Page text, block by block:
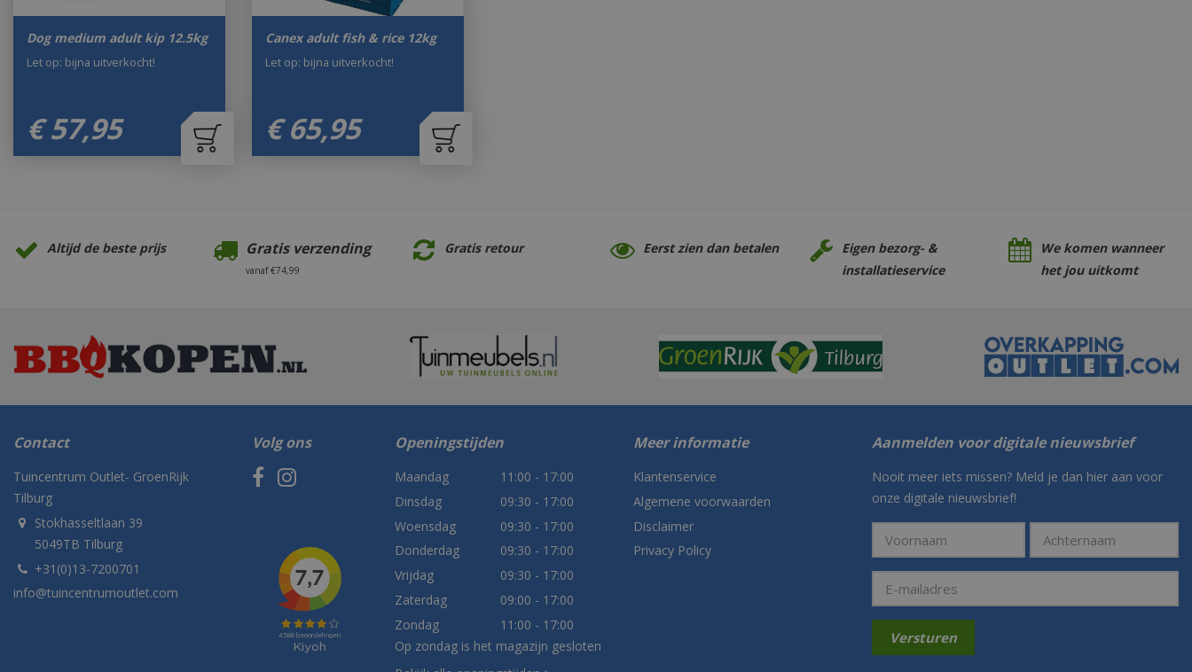
Dog medium adult kip 12.5kg
€ 57,95
Let op: bijna uitverkocht!
Canex adult fish & rice 12kg
€ 65,95
Let op: bijna uitverkocht!
Altijd de beste prijs Gratis verzending
vanaf €74,99
Gratis retour Eerst zien dan betalen
Eigen bezorg- &
installatieservice
We komen wanneer
het jou uitkomt
Contact
Tuincentrum Outlet- GroenRijk
Tilburg
Stokhasseltlaan 39
5049TB Tilburg
+31(0)13-7200701
info@tuincentrumoutlet.com
Volg ons Openingstijden
Maandag
11:00 - 17:00
Dinsdag
09:30 - 17:00
Woensdag
09:30 - 17:00
Donderdag
09:30 - 17:00
Vrijdag
09:30 - 17:00
Zaterdag
09:00 - 17:00
Zondag
11:00 - 17:00
Op zondag is het magazijn gesloten
Meer informatie
Klantenservice
Algemene voorwaarden
Disclaimer
Privacy Policy
Aanmelden voor digitale nieuwsbrief
Nooit meer iets missen? Meld je dan hier aan voor
onze digitale nieuwsbrief!